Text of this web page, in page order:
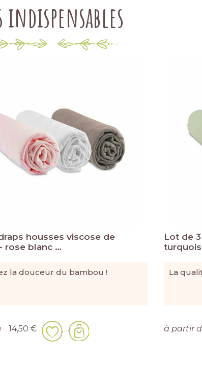
indispensables
housses viscose de
rose blanc …
la douceur du bambou !
14,50 €
Lot de
La
à partir